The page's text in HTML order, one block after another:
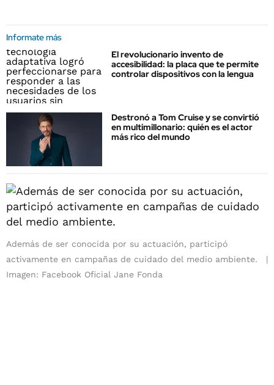
Informate más
El revolucionario invento de
accesibilidad: la placa que te permite
controlar dispositivos con la lengua
Destronó a Tom Cruise y se convirtió
en multimillonario: quién es el actor
más rico del mundo
Además de ser conocida por su actuación, participó
activamente en campañas de cuidado del medio ambiente.
Imagen: Facebook Oficial Jane Fonda